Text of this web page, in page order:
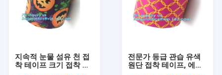
지속적 눈물 섬유 천 접
착 테이프 크기 접착 테
전문가 등급 관습 유색
원단 접착 테이프, 에어